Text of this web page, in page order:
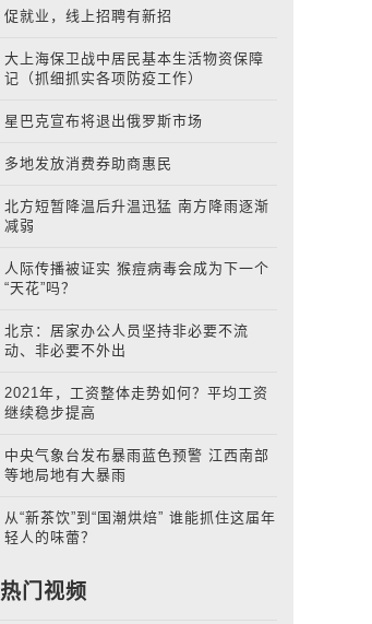
促就业，线上招聘有新招
大上海保卫战中居民基本生活物资保障
记（抓细抓实各项防疫工作）
星巴克宣布将退出俄罗斯市场
多地发放消费券助商惠民
北方短暂降温后升温迅猛 南方降雨逐渐
减弱
人际传播被证实 猴痘病毒会成为下一个
“天花”吗？
北京：居家办公人员坚持非必要不流
动、非必要不外出
2021年，工资整体走势如何？平均工资
继续稳步提高
中央气象台发布暴雨蓝色预警 江西南部
等地局地有大暴雨
从“新茶饮”到“国潮烘焙” 谁能抓住这届年
轻人的味蕾？
热门视频